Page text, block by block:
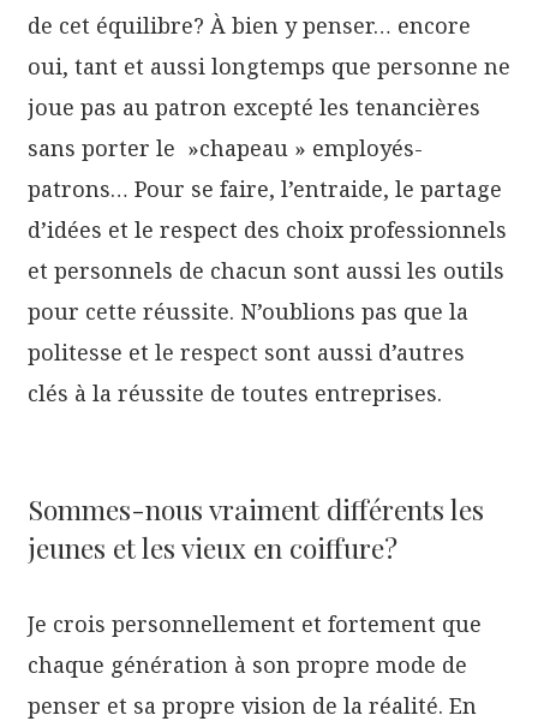
de cet équilibre? À bien y penser… encore
oui, tant et aussi longtemps que personne ne
joue pas au patron excepté les tenancières
sans porter le »chapeau » employés-
patrons… Pour se faire, l’entraide, le partage
d’idées et le respect des choix professionnels
et personnels de chacun sont aussi les outils
pour cette réussite. N’oublions pas que la
politesse et le respect sont aussi d’autres
clés à la réussite de toutes entreprises.
Sommes-nous vraiment différents les
jeunes et les vieux en coiffure?
Je crois personnellement et fortement que
chaque génération à son propre mode de
penser et sa propre vision de la réalité. En